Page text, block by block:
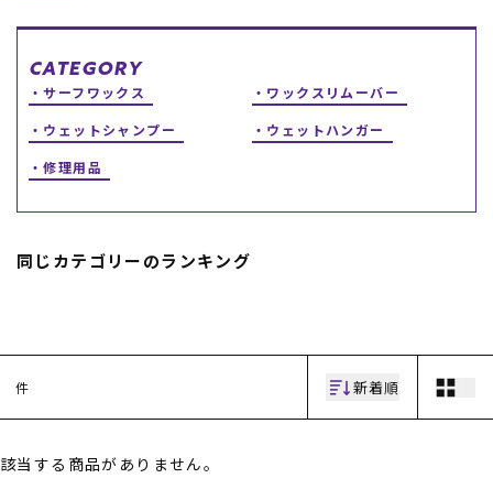
CATEGORY
ファッションTOP
スノーTOP
ブランド一覧
CATEGORY
サーフワックス
ワックスリムーバー
ウェットシャンプー
ウェットハンガー
修理用品
同じカテゴリーのランキング
件 新着順
該当する商品がありません。